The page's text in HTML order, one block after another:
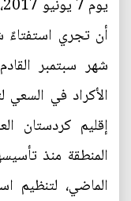
أن تجري استفتاءً
شهر سبتمبر
الأكراد في
إقليم كردستان
المنطقة منذ
الماضي، لتنظيم